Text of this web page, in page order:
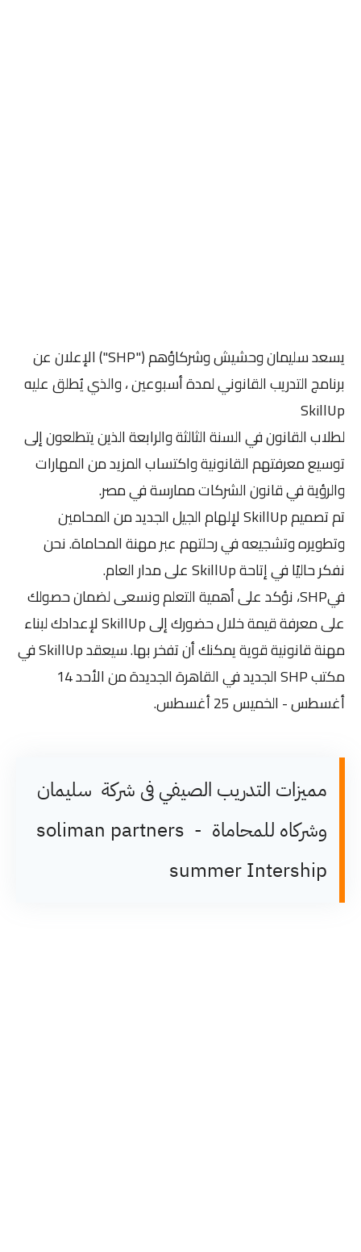
يسعد سليمان وحشيش وشركاؤهم ("SHP") الإعلان عن
برنامج التدريب القانوني لمدة أسبوعين ، والذي يُطلق عليه
SkillUp
لطلاب القانون في السنة الثالثة والرابعة الذين يتطلعون إلى
توسيع معرفتهم القانونية واكتساب المزيد من المهارات
والرؤية في قانون الشركات ممارسة في مصر.
تم تصميم SkillUp لإلهام الجيل الجديد من المحامين
وتطويره وتشجيعه في رحلتهم عبر مهنة المحاماة. نحن
نفكر حاليًا في إتاحة SkillUp على مدار العام.
فيSHP، نؤكد على أهمية التعلم ونسعى لضمان حصولك
على معرفة قيمة خلال حضورك إلى SkillUp لإعدادك لبناء
مهنة قانونية قوية يمكنك أن تفخر بها. سيعقد SkillUp في
مكتب SHP الجديد في القاهرة الجديدة من الأحد 14
أغسطس - الخميس 25 أغسطس.
مميزات التدريب الصيفي فى شركة سليمان
وشركاه للمحاماة - soliman partners
summer Intership